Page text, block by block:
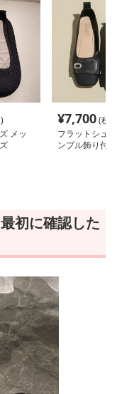
メッ
¥7,700(税
フラットシュ
ンプル飾り付
初に確認した